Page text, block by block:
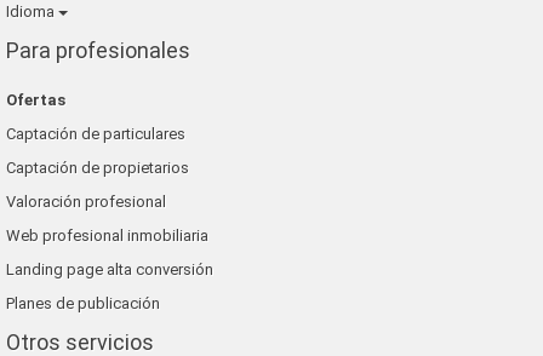
Idioma
Para profesionales
Ofertas
Captación de particulares
Captación de propietarios
Valoración profesional
Web profesional inmobiliaria
Landing page alta conversión
Planes de publicación
Otros servicios